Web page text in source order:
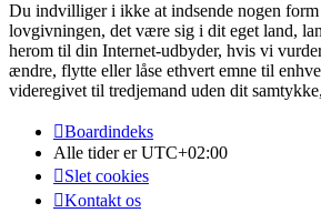
Du indvilliger i ikke at indsende nogen
lovgivningen, det være sig i dit eget land,
herom til din Internet-udbyder, hvis vi
ændre, flytte eller låse ethvert emne til
videregivet til tredjemand uden dit
Boardindeks
Alle tider erUTC+02:00
Slet cookies
Kontakt os